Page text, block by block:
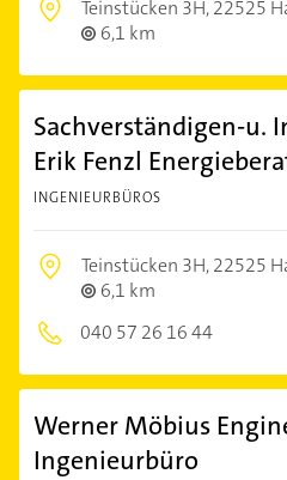
Teinstücken 3H,22525
6,1 km
Sachverständigen-u.
Erik Fenzl
INGENIEURBÜROS
Teinstücken 3H,22525
6,1 km
040 57 26 16 44
Werner Möbius
Ingenieurbüro